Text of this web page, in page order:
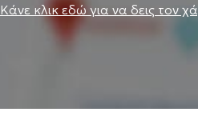
Κάνε κλικ εδώ για να δεις τον